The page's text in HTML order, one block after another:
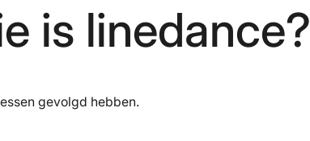
is linedance?
gevolgd hebben.